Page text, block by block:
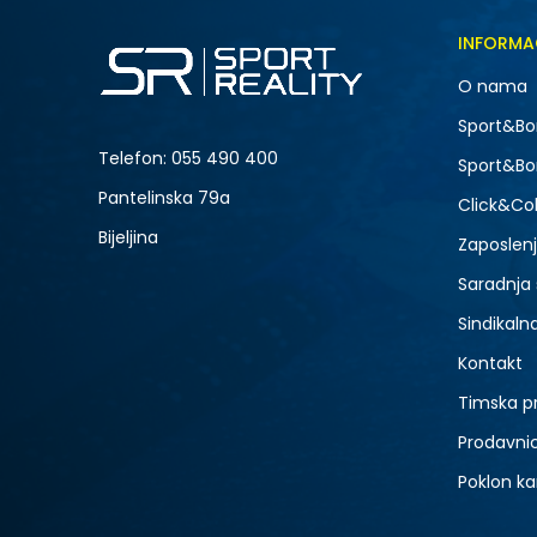
Telefon: 055 490 400
Pantelinska 79a
Bijeljina
O nama
Kontakt
Timska
Poklon